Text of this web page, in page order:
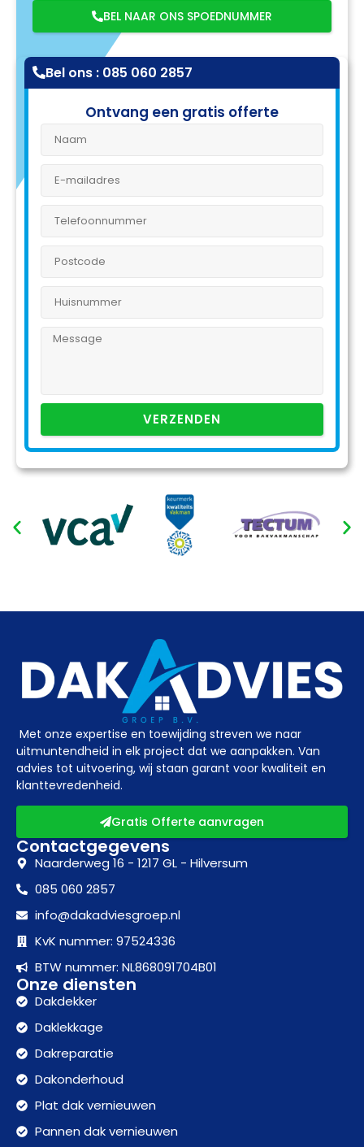
BEL NAAR ONS SPOEDNUMMER
Bel ons : 085 060 2857
Ontvang een gratis offerte
VERZENDEN
Met onze expertise en toewijding streven we naar
uitmuntendheid in elk project dat we aanpakken. Van
advies tot uitvoering, wij staan garant voor kwaliteit en
klanttevredenheid.
Gratis Offerte aanvragen
Contactgegevens
Naarderweg 16 - 1217 GL - Hilversum
085 060 2857
info@dakadviesgroep.nl
KvK nummer: 97524336
BTW nummer: NL868091704B01
Onze diensten
Dakdekker
Daklekkage
Dakreparatie
Dakonderhoud
Plat dak vernieuwen
Pannen dak vernieuwen